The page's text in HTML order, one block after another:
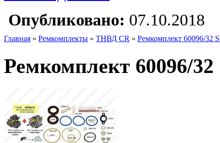
Опубликовано: 07.10.2018
Главная » Ремкомплекты » ТНВД CR » Ремкомплект 60096/32
Ремкомплект 60096/32